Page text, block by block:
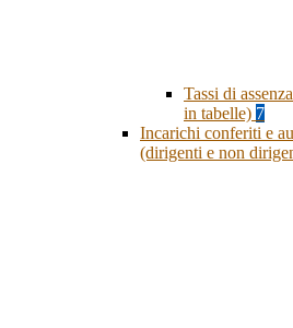
Tassi di
in tabelle) 7
Incarichi conferiti e
(dirigenti e non